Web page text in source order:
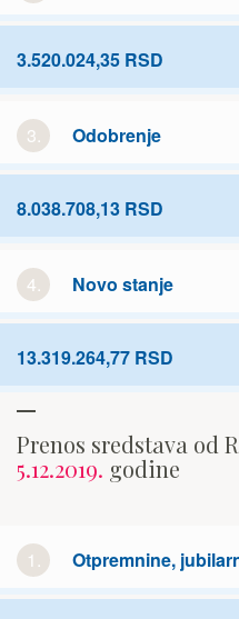
3.520.024,35 RSD
3. Odobrenje
8.038.708,13 RSD
4. Novo stanje
13.319.264,77 RSD
Prenos sredstava od
5.12.2019. godine
1. Otpremnine,